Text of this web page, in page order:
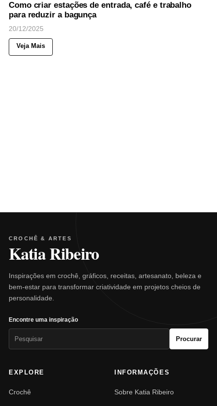
Como criar estações de entrada, café e trabalho
para reduzir a bagunça
20/12/2025
Veja Mais
CROCHÊ & ARTES
Katia Ribeiro
Inspirações em crochê, gráficos, receitas, artesanato, beleza e
bem-estar para transformar criatividade em projetos cheios de
personalidade.
Encontre uma inspiração
Procurar
EXPLORE
Crochê
INFORMAÇÕES
Sobre Katia Ribeiro